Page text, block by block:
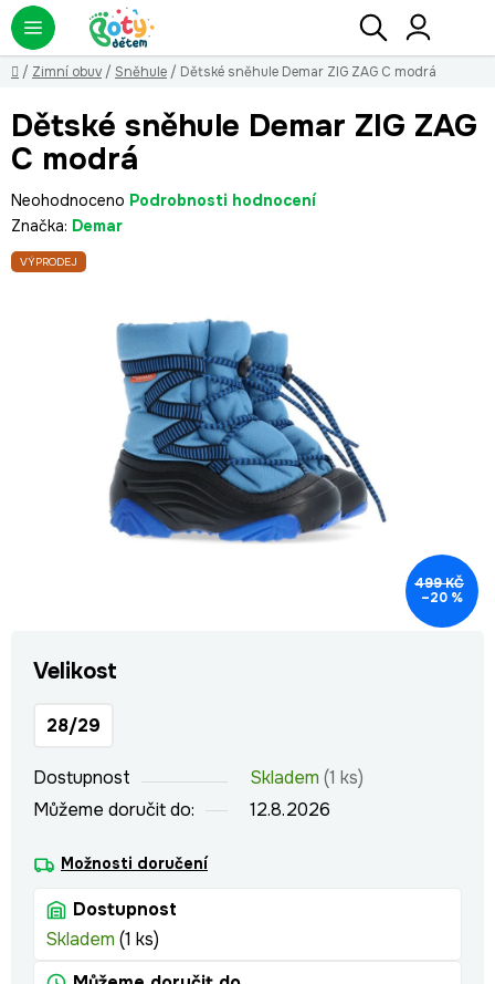
Přejít
na
obsah
Hledat
Domů
/ Zimní obuv / Sněhule / Dětské sněhule Demar ZIG ZAG C modrá
Velikost
28/29
Dostupnost Skladem (1 ks)
Můžeme doručit do:
12.8.2026
Možnosti doručení
Dostupnost
Skladem (1 ks)
Dětské sněhule Demar ZIG ZAG
C modrá
Průměrné
hodnocení
produktu
je
Neohodnoceno Podrobnosti hodnocení
Značka: Demar
VÝPRODEJ
499 KČ
–20 %